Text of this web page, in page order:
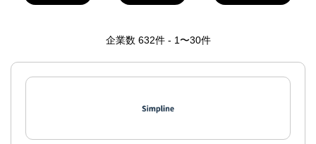
企業数 632件 - 1〜30件